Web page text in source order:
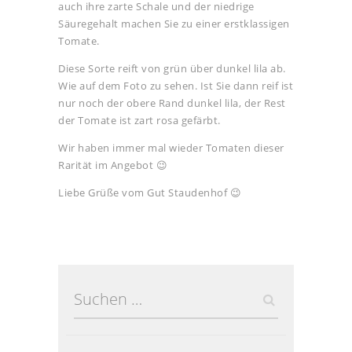
auch ihre zarte Schale und der niedrige
Säuregehalt machen Sie zu einer erstklassigen
Tomate.
Diese Sorte reift von grün über dunkel lila ab.
Wie auf dem Foto zu sehen. Ist Sie dann reif ist
nur noch der obere Rand dunkel lila, der Rest
der Tomate ist zart rosa gefärbt.
Wir haben immer mal wieder Tomaten dieser
Rarität im Angebot 😉
Liebe Grüße vom Gut Staudenhof 😉
nach: